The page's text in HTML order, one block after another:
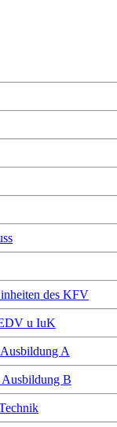
des KFV
u IuK
A
B